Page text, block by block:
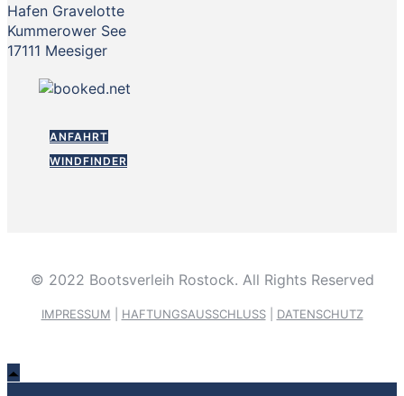
Hafen Gravelotte
Kummerower See
17111 Meesiger
ANFAHRT
WINDFINDER
© 2022 Bootsverleih Rostock. All Rights Reserved
IMPRESSUM HAFTUNGSAUSSCHLUSS| DATENSCHUTZ